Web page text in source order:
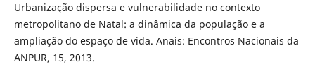
Urbanização dispersa e vulnerabilidade no contexto
metropolitano de Natal: a dinâmica da população e a
ampliação do espaço de vida. Anais: Encontros Nacionais da
ANPUR, 15, 2013.